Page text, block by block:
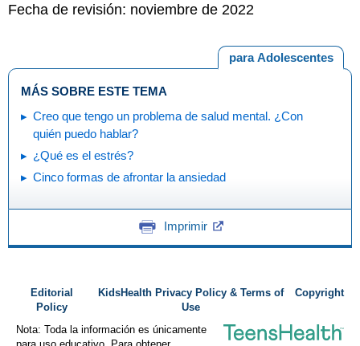
Fecha de revisión: noviembre de 2022
para Adolescentes
MÁS SOBRE ESTE TEMA
Creo que tengo un problema de salud mental. ¿Con
quién puedo hablar?
¿Qué es el estrés?
Cinco formas de afrontar la ansiedad
Imprimir
Editorial
Policy
KidsHealth Privacy Policy & Terms of
Use
Copyright
Nota: Toda la información es únicamente